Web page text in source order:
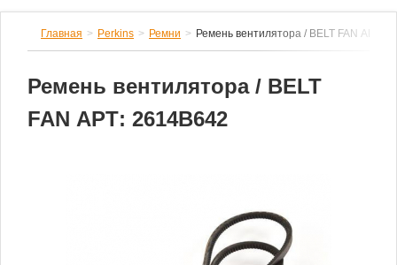
Главная Perkins Ремни Ремень вентилятора / BELT FAN АРТ:
Ремень вентилятора / BELT
FAN АРТ: 2614B642